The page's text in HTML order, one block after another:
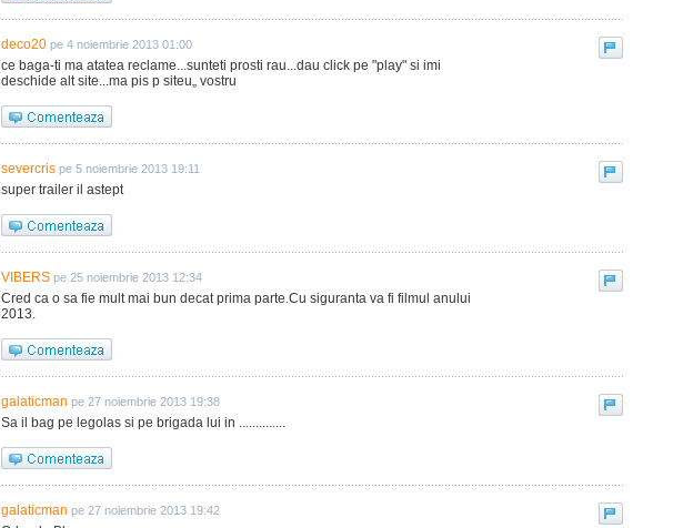
deco20 pe 4 noiembrie 2013 01:00
ce baga-ti ma atatea reclame...sunteti prosti rau...dau click pe "play" si imi
deschide alt site...ma pis p siteu„ vostru
severcris pe 5 noiembrie 2013 19:11
super trailer il astept
VIBERS pe 25 noiembrie 2013 12:34
Cred ca o sa fie mult mai bun decat prima parte.Cu siguranta va fi filmul anului
2013.
galaticman pe 27 noiembrie 2013 19:38
Sa il bag pe legolas si pe brigada lui in ..............
galaticman pe 27 noiembrie 2013 19:42